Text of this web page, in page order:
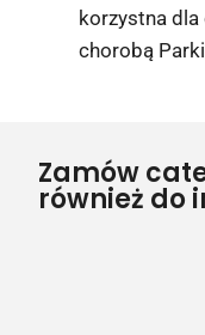
korzystna
chorobą
Zamów
również do